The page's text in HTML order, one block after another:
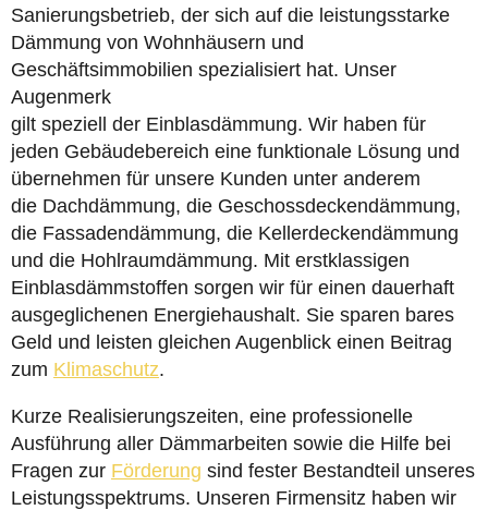
Sanierungsbetrieb, der sich auf die leistungsstarke
Dämmung von Wohnhäusern und
Geschäftsimmobilien spezialisiert hat. Unser
Augenmerk
gilt speziell der Einblasdämmung. Wir haben für
jeden Gebäudebereich eine funktionale Lösung und
übernehmen für unsere Kunden unter anderem
die Dachdämmung, die Geschossdeckendämmung,
die Fassadendämmung, die Kellerdeckendämmung
und die Hohlraumdämmung. Mit erstklassigen
Einblasdämmstoffen sorgen wir für einen dauerhaft
ausgeglichenen Energiehaushalt. Sie sparen bares
Geld und leisten gleichen Augenblick einen Beitrag
zum Klimaschutz.
Kurze Realisierungszeiten, eine professionelle
Ausführung aller Dämmarbeiten sowie die Hilfe bei
Fragen zur Förderung sind fester Bestandteil unseres
Leistungsspektrums. Unseren Firmensitz haben wir